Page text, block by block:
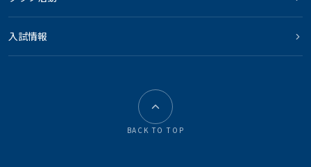
入試情報
BACK TO TOP